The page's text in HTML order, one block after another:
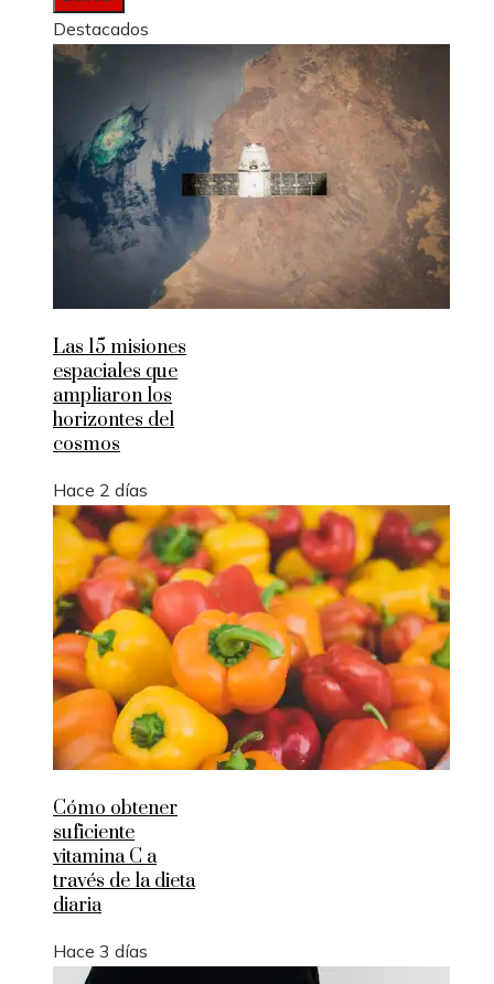
Destacados
Las 15 misiones
espaciales que
ampliaron los
horizontes del
cosmos
Hace 2 días
Cómo obtener
suficiente
vitamina C a
través de la dieta
diaria
Hace 3 días